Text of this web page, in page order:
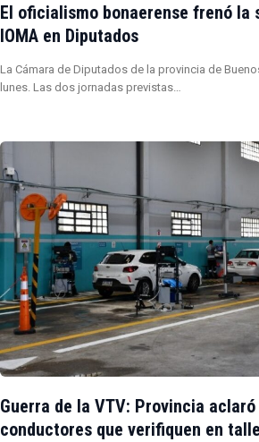
El oficialismo bonaerense frenó la
IOMA en Diputados
La Cámara de Diputados de la provincia de
lunes. Las dos jornadas previstas…
Guerra de la VTV: Provincia
conductores que verifiquen en